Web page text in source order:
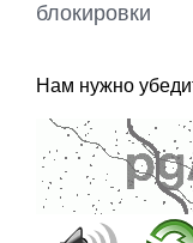
блокировки
Нам нужно